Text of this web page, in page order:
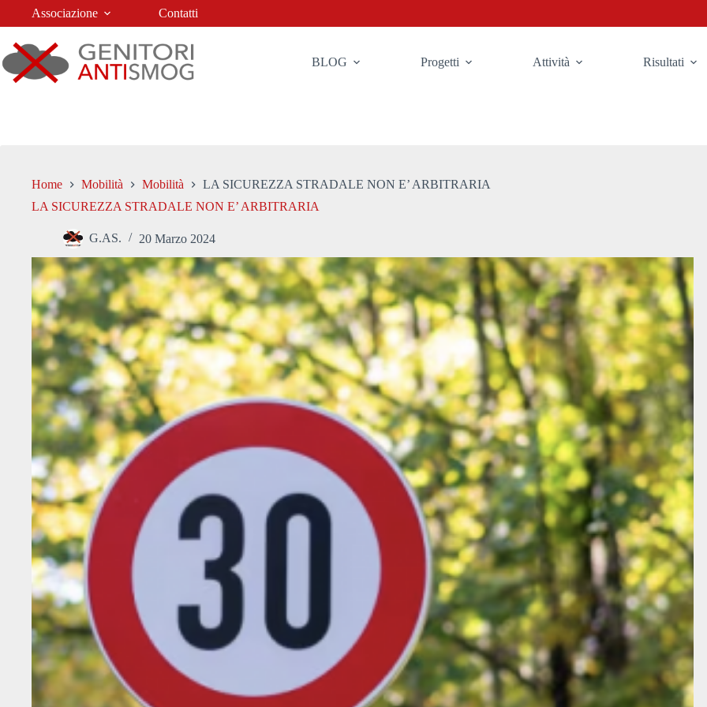
Associazione Contatti
BLOG Progetti Attività Risultati
Home Mobilità Mobilità
LA SICUREZZA STRADALE NON E’ ARBITRARIA
LA SICUREZZA STRADALE NON E’ ARBITRARIA
G.AS. 20 Marzo 2024